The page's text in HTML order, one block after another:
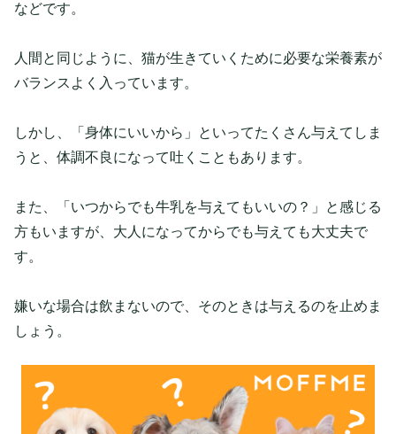
などです。
人間と同じように、猫が生きていくために必要な栄養素が
バランスよく入っています。
しかし、「身体にいいから」といってたくさん与えてしま
うと、体調不良になって吐くこともあります。
また、「いつからでも牛乳を与えてもいいの？」と感じる
方もいますが、大人になってからでも与えても大丈夫で
す。
嫌いな場合は飲まないので、そのときは与えるのを止めま
しょう。